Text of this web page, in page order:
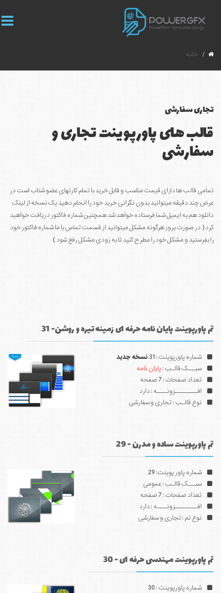
خانه
تجاری سفارشی
قالب های پاورپوینت تجاری و
سفارشی
تمامی قالب ها دارای قیمت مناسب و قابل خرید با تمام کارتهای عضو شتاب است در
عرض چند دقیقه میتوانید بدون نگرانی خرید خود را انجام دهید یک نسخه از لینک
دانلود هم به ایمیل شما فرستاده خواهد شد همچنین شماره فاکتور دریافت خواهید
کرد ( در صورت بروز هرگونه مشکل میتوانید از قسمت تماس با ما شماره فاکتور خود
را بفرستید و مشکل خود را مطرح کنید تا به زودی مشکل رفع شود )
تم پاورپوینت پایان نامه حرفه ای زمینه تیره و روشن- 31
شماره پاورپوینت : 31
نسخه جدید
سبـــک قالـب : پایان نامه
تعداد صفحات : 7 صفحه
افـــــــــزونــــه : دارد
نوع قالـب : تجاری و سفارشی
تم پاورپوینت ساده و مدرن - 29
شماره پاور پوینت: 29
سبـــک قالـب : عمومی
تعداد صفحات : 7 صفحه
افـــــــــزونــــه : دارد
نوع تم : تجاری و سفارشی
تم پاورپوینت مهندسی حرفه ای - 30
شماره پاورپوینت : 30